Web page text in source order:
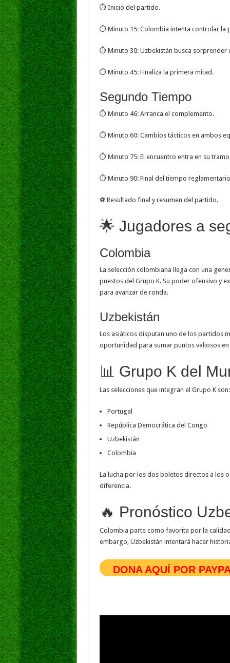
⏱️ Inicio del partido.
⏱️ Minuto 15: Colombia intenta controlar la
⏱️ Minuto 30: Uzbekistán busca sorprender
⏱️ Minuto 45: Finaliza la primera mitad.
Segundo Tiempo
⏱️ Minuto 46: Arranca el complemento.
⏱️ Minuto 60: Cambios tácticos en ambos
⏱️ Minuto 75: El encuentro entra en su
⏱️ Minuto 90: Final del tiempo
⚽ Resultado final y resumen del partido.
🌟 Jugadores a
Colombia
La selección colombiana llega con una
puestos del Grupo K. Su poder ofensivo y
para avanzar de ronda.
Uzbekistán
Los asiáticos disputan uno de los partidos
oportunidad para sumar puntos valiosos
📊 Grupo K del
Las selecciones que integran el Grupo K son:
Portugal
República Democrática del Congo
Uzbekistán
Colombia
La lucha por los dos boletos directos a los
diferencia.
🔥 Pronóstico
Colombia parte como favorita por la
embargo, Uzbekistán intentará hacer
DONA AQUÍ POR